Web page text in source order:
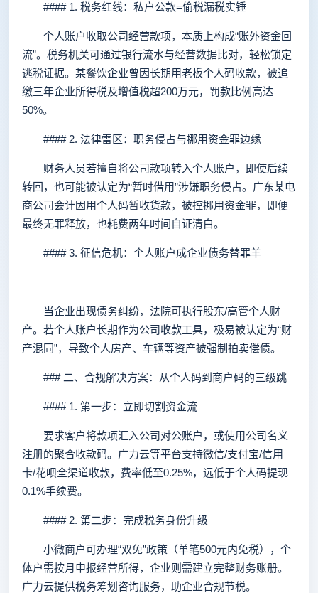
#### 1. 税务红线：私户公款=偷税漏税实锤
个人账户收取公司经营款项，本质上构成“账外资金回
流”。税务机关可通过银行流水与经营数据比对，轻松锁定
逃税证据。某餐饮企业曾因长期用老板个人码收款，被追
缴三年企业所得税及增值税超200万元，罚款比例高达
50%。
#### 2. 法律雷区：职务侵占与挪用资金罪边缘
财务人员若擅自将公司款项转入个人账户，即使后续
转回，也可能被认定为“暂时借用”涉嫌职务侵占。广东某电
商公司会计因用个人码暂收货款，被控挪用资金罪，即便
最终无罪释放，也耗费两年时间自证清白。
#### 3. 征信危机：个人账户成企业债务替罪羊
当企业出现债务纠纷，法院可执行股东/高管个人财
产。若个人账户长期作为公司收款工具，极易被认定为“财
产混同”，导致个人房产、车辆等资产被强制拍卖偿债。
### 二、合规解决方案：从个人码到商户码的三级跳
#### 1. 第一步：立即切割资金流
要求客户将款项汇入公司对公账户，或使用公司名义
注册的聚合收款码。广力云等平台支持微信/支付宝/信用
卡/花呗全渠道收款，费率低至0.25%，远低于个人码提现
0.1%手续费。
#### 2. 第二步：完成税务身份升级
小微商户可办理“双免”政策（单笔500元内免税），个
体户需按月申报经营所得，企业则需建立完整财务账册。
广力云提供税务筹划咨询服务，助企业合规节税。